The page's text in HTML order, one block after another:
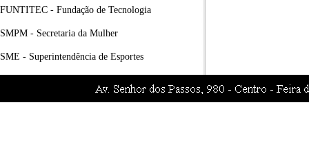
FUNTITEC - Fundação de Tecnologia
SMPM - Secretaria da Mulher
SME - Superintendência de Esportes